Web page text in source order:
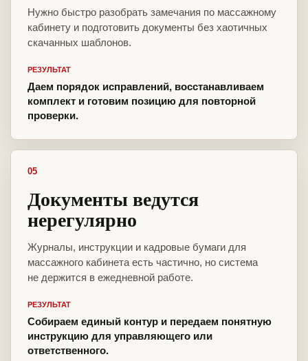
Нужно быстро разобрать замечания по массажному
кабинету и подготовить документы без хаотичных
скачанных шаблонов.
РЕЗУЛЬТАТ
Даем порядок исправлений, восстанавливаем
комплект и готовим позицию для повторной
проверки.
05
Документы ведутся
нерегулярно
Журналы, инструкции и кадровые бумаги для
массажного кабинета есть частично, но система
не держится в ежедневной работе.
РЕЗУЛЬТАТ
Собираем единый контур и передаем понятную
инструкцию для управляющего или
ответственного.